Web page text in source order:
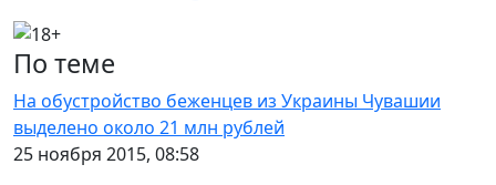
По теме
На обустройство беженцев из Украины Чувашии
выделено около 21 млн рублей
25 ноября 2015, 08:58